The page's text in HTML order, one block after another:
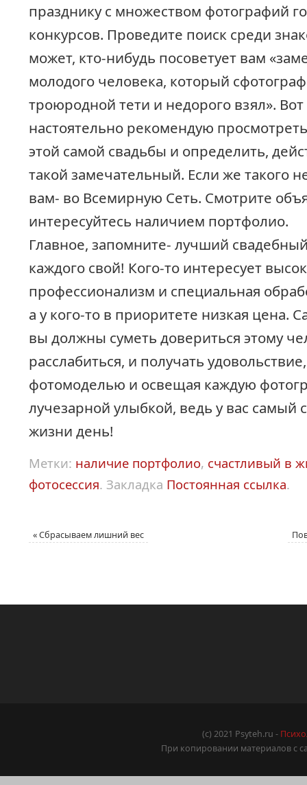
празднику с множеством фотографий
конкурсов. Проведите поиск среди
может, кто-нибудь посоветует вам
молодого человека, который
троюродной тети и недорого взял». Вот
настоятельно рекомендую
этой самой свадьбы и определить,
такой замечательный. Если же такого
вам- во Всемирную Сеть. Смотрите
интересуйтесь наличием портфолио.
Главное, запомните- лучший
каждого свой! Кого-то интересует
профессионализм и специальная
а у кого-то в приоритете низкая цена.
вы должны суметь довериться этому
расслабиться, и получать
фотомоделью и освещая каждую
лучезарной улыбкой, ведь у вас самый
жизни день!
Метки: наличие портфолио, счастливый в
фотосессия. Закладка Постоянная ссылка.
«Сбрасываем лишний вес
(c) 2021 Psyteh.ru -
При копировании материалов с